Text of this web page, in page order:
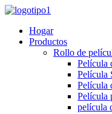
Hogar
Productos
Rollo de
Película
Película
Película
Película
película